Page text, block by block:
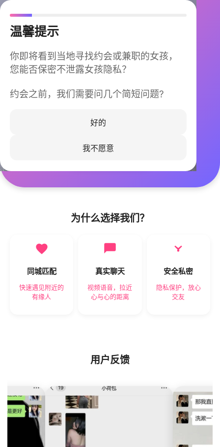
温馨提示
你即将看到当地寻找约会或兼职的女孩，
您能否保密不泄露女孩隐私？
约会之前，我们需要问几个简短问题?
好的
我不愿意
今晚不再孤单
同城快速匹配，马上认识身边的TA
立即下载
为什么选择我们？
同城匹配
快速遇见附近的
有缘人
真实聊天
视频语音，拉近
心与心的距离
安全私密
隐私保护，放心
交友
用户反馈